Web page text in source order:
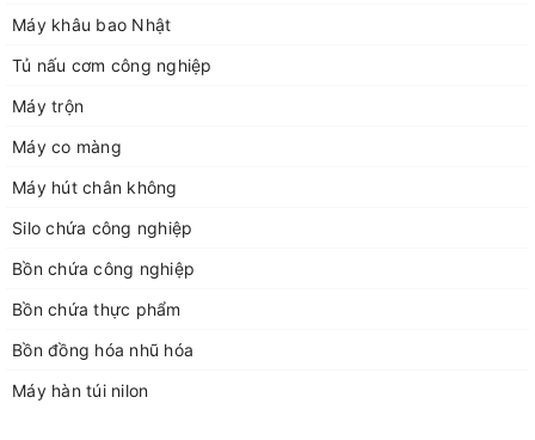
Điện thoại 4: 0948052554
Fax: 02438712928
Website: https://congngheducbao.com
Máy khâu bao Nhật
Tủ nấu cơm công nghiệp
Máy trộn
Máy co màng
Máy hút chân không
Silo chứa công nghiệp
Bồn chứa công nghiệp
Bồn chứa thực phẩm
Bồn đồng hóa nhũ hóa
Máy hàn túi nilon